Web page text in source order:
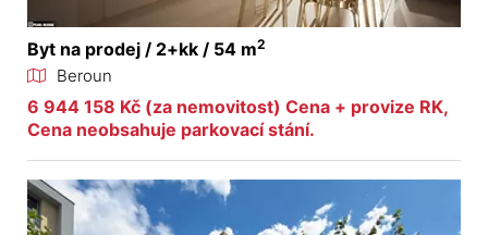
Byt na prodej / 2+kk / 54 m2
Beroun
6 944 158 Kč (za nemovitost) Cena + provize RK,
Cena neobsahuje parkovací stání.